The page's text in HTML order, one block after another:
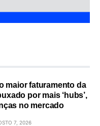
maior faturamento da
por mais ‘hubs’,
no mercado
7, 2026